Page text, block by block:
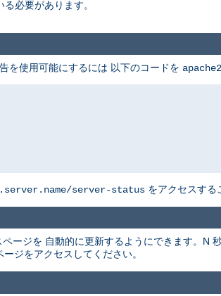
る必要があります。
を使用可能にするには 以下のコードを
server-status をアクセスする
ージを 自動的に更新するようにできます。N
ージをアクセスしてください。